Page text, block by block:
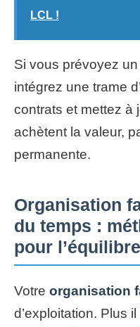
LCL !
Si vous prévoyez
intégrez une trame
contrats et mettez à
achètent la valeur,
permanente.
Organisation
du temps :
pour l’équilibre
Votre organisation
d’exploitation. Plus